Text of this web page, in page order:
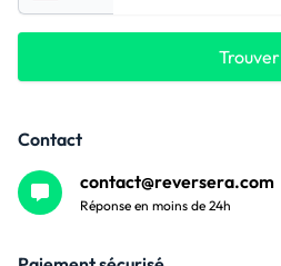
Trouver
Contact
contact@reversera.com
Réponse en moins de 24h